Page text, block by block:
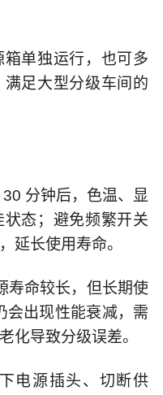
单独运行，也可多
足大型分级车间的
分钟后，色温、显
态；避免频繁开关
延长使用寿命。
寿命较长，但长期使
会出现性能衰减，需
化导致分级误差。
电源插头、切断供